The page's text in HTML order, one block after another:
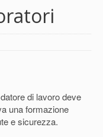
di lavoro deve
una formazione
e sicurezza.